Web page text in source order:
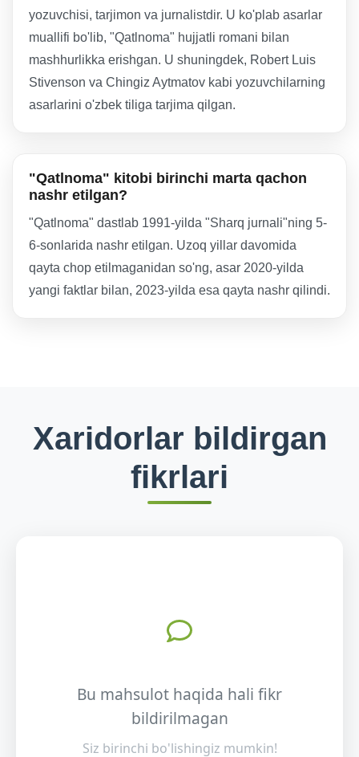
yozuvchisi, tarjimon va jurnalistdir. U ko'plab asarlar
muallifi bo'lib, "Qatlnoma" hujjatli romani bilan
mashhurlikka erishgan. U shuningdek, Robert Luis
Stivenson va Chingiz Aytmatov kabi yozuvchilarning
asarlarini o'zbek tiliga tarjima qilgan.
"Qatlnoma" kitobi birinchi marta qachon
nashr etilgan?
"Qatlnoma" dastlab 1991-yilda "Sharq jurnali"ning 5-
6-sonlarida nashr etilgan. Uzoq yillar davomida
qayta chop etilmaganidan so'ng, asar 2020-yilda
yangi faktlar bilan, 2023-yilda esa qayta nashr qilindi.
Xaridorlar bildirgan
fikrlari
Bu mahsulot haqida hali fikr
bildirilmagan
Siz birinchi bo'lishingiz mumkin!